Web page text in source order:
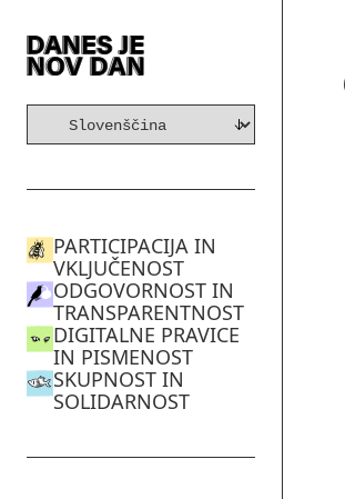
PARTICIPACIJA IN
VKLJUČENOST
ODGOVORNOST IN
TRANSPARENTNOST
DIGITALNE PRAVICE
IN PISMENOST
SKUPNOST IN
SOLIDARNOST